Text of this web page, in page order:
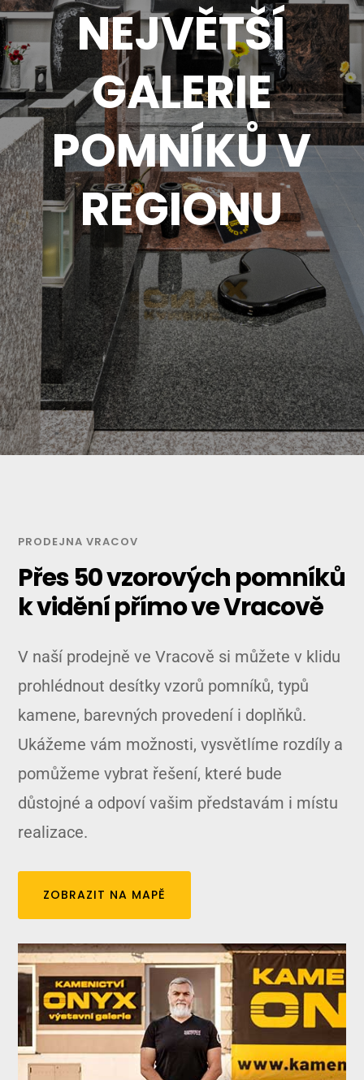
NEJVĚTŠÍ
GALERIE
POMNÍKŮ V
REGIONU
PRODEJNA VRACOV
Přes 50 vzorových pomníků
k vidění přímo ve Vracově
V naší prodejně ve Vracově si můžete v klidu
prohlédnout desítky vzorů pomníků, typů
kamene, barevných provedení i doplňků.
Ukážeme vám možnosti, vysvětlíme rozdíly a
pomůžeme vybrat řešení, které bude
důstojné a odpoví vašim představám i místu
realizace.
ZOBRAZIT NA MAPĚ